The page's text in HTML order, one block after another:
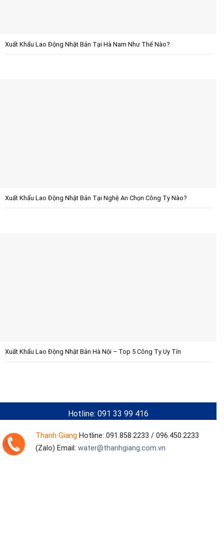
Xuất Khẩu Lao Động Nhật Bản Tại Hà Nam Như Thế Nào?
Xuất Khẩu Lao Động Nhật Bản Tại Nghệ An Chọn Công Ty Nào?
Xuất Khẩu Lao Động Nhật Bản Hà Nội – Top 5 Công Ty Uy Tín
Hotline: 091 33 99 416
Thanh Giang Hotline: 091.858.2233 / 096.450.2233
(Zalo) Email: water@thanhgiang.com.vn